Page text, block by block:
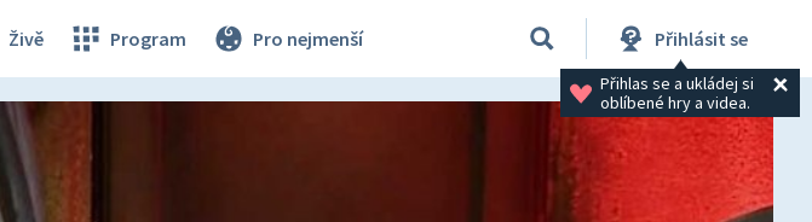
Živě Program Pro nejmenší Přihlásit se
Přihlas se a ukládej si
oblíbené hry a videa.